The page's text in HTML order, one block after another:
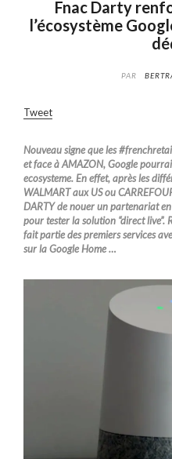
Fnac Darty
l’écosystème
PAR
Tweet
Nouveau signe que les
et face à AMAZON, Google
ecosysteme. En effet, après les
WALMART aux US ou
DARTY de nouer un partenariat
pour tester la solution “direct live”.
fait partie des premiers services
sur la Google Home …